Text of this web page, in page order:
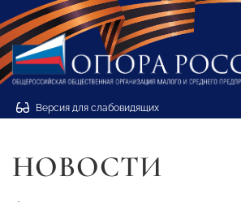
Версия для слабовидящих
НОВОСТИ